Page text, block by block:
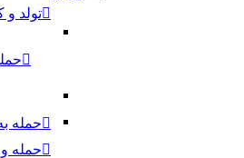
تولد
حمله
حمله